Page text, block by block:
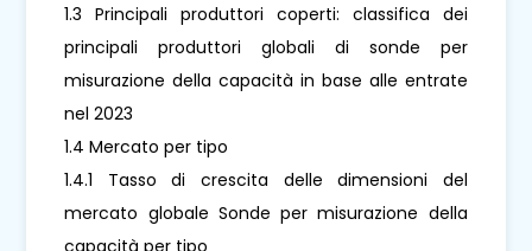
1.3 Principali produttori coperti: classifica dei
principali produttori globali di sonde per
misurazione della capacità in base alle entrate
nel 2023
1.4 Mercato per tipo
1.4.1 Tasso di crescita delle dimensioni del
mercato globale Sonde per misurazione della
capacità per tipo